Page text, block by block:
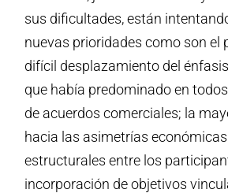
sus dificultades, están
nuevas prioridades como son el
difícil desplazamiento del
que había predominado en
de acuerdos comerciales; la
hacia las asimetrías
estructurales entre los
incorporación de objetivos